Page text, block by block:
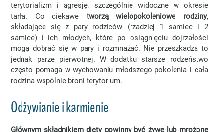
terytorializm i agresję, szczególnie widoczne w okresie
tarła. Co ciekawe tworzą wielopokoleniowe rodziny,
składające się z pary rodziców (rzadziej 1 samiec i 2
samice) i ich młodych, które po osiągnięciu dojrzałości
mogą dobrać się w pary i rozmnażać. Nie przeszkadza to
jednak parze pierwotnej. W dodatku starsze rodzeństwo
często pomaga w wychowaniu młodszego pokolenia i cała
rodzina wspólnie broni terytorium.
Odżywianie i karmienie
Głównym składnikiem diety powinny być żywe lub mrożone